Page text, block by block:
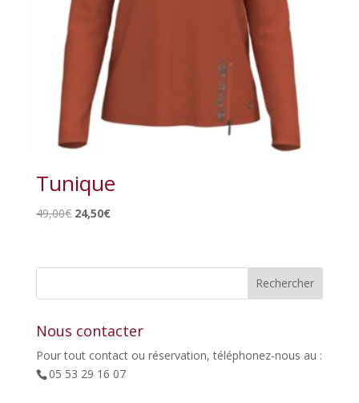
Tunique
49,00€ Le
était :
24,50€Le
est :
Nous contacter
Pour tout contact ou réservation, téléphonez-nous au :
05 53 29 16 07